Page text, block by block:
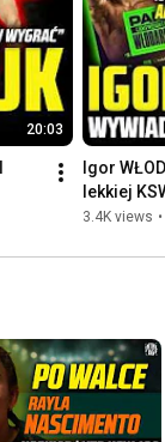
20:03
Igor
lekkiej
UFC!
3.4K views •